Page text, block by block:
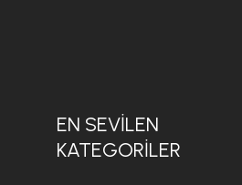
EN SEVILEN
KATEGORILER